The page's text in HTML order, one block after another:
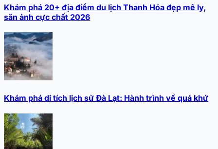
Khám phá 20+ địa điểm du lịch Thanh Hóa đẹp mê ly,
săn ảnh cực chất 2026
Khám phá di tích lịch sử Đà Lạt: Hành trình về quá khứ